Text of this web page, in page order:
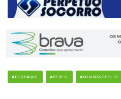
#DESTAQUE #REDES #RONDONÓPOLIS